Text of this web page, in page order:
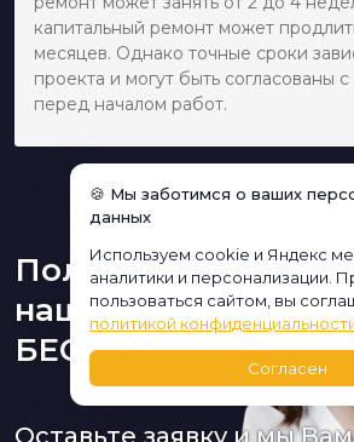
капитальный ремонт может
месяцев. Однако точные сроки
проекта и могут быть согласованы
перед началом работ.
Получите
нашего дизайнера
БЕСПЛАТНО:
Оставьте заявку и мы
🍪 Мы заботимся о ваших
данных
Используем cookie и Яндекс
аналитики и персонализации.
пользоваться сайтом, вы
политикой
Согласен